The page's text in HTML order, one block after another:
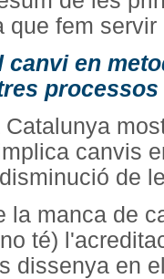
que fem
canvi en
canvis
de
la manca de
té)
dissenya en